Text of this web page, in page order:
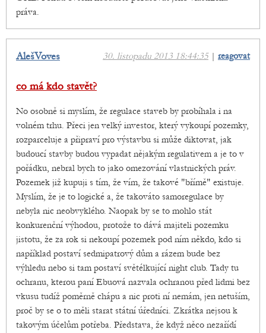
práva.
30. listopadu 2013 18:44:35| reagovat
AlešVoves
co má kdo stavět?
No osobně si myslím, že regulace staveb by probíhala i na
volném trhu. Přeci jen velký investor, který vykoupí pozemky,
rozparceluje a připraví pro výstavbu si může diktovat, jak
budoucí stavby budou vypadat nějakým regulativem a je to v
pořádku, nebral bych to jako omezování vlastnických práv.
Pozemek již kupuji s tím, že vím, že takové "břímě" existuje.
Myslím, že je to logické a, že takováto samoregulace by
nebyla nic neobvyklého. Naopak by se to mohlo stát
konkurenční výhodou, protože to dává majiteli pozemku
jistotu, že za rok si nekoupí pozemek pod ním někdo, kdo si
například postaví sedmipatrový dům a rázem bude bez
výhledu nebo si tam postaví světélkující night club. Tady tu
ochranu, kterou paní Ebuová nazvala ochranou před lidmi bez
vkusu tudíž poměrně chápu a nic proti ní nemám, jen netuším,
proč by se o to měli starat státní úředníci. Zkrátka nejsou k
takovým účelům potřeba. Představa, že když něco nezařídí